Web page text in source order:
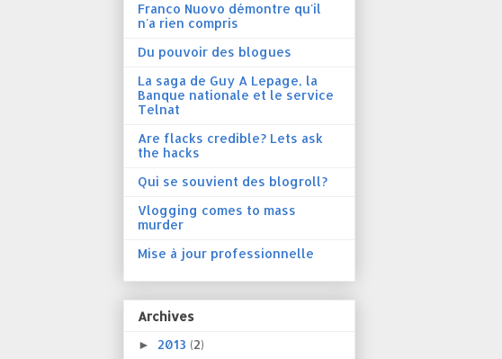
Franco Nuovo démontre qu'il
n'a rien compris
Du pouvoir des blogues
La saga de Guy A Lepage, la
Banque nationale et le service
Telnat
Are flacks credible? Lets ask
the hacks
Qui se souvient des blogroll?
Vlogging comes to mass
murder
Mise à jour professionnelle
Archives
► 2013 (2)